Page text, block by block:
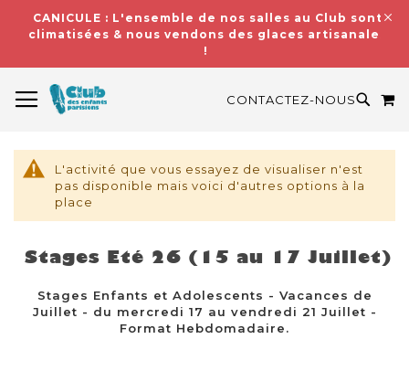
CANICULE : L'ensemble de nos salles au Club sont
climatisées & nous vendons des glaces artisanales
!
CONTACTEZ-NOUS
L'activité que vous essayez de visualiser n'est
pas disponible mais voici d'autres options à la
place
Stages Eté 26 (15 au 17 Juillet)
Stages Enfants et Adolescents - Vacances de
Juillet - du mercredi 17 au vendredi 21 Juillet -
Format Hebdomadaire.